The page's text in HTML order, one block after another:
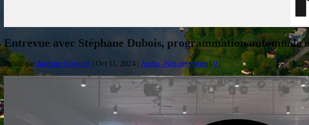
Entrevue avec Stéphane Dubois, programmation automnale
Publié par Jasmine Grégoire | Oct 11, 2024 | Audio -Nos entrevues | 0 |